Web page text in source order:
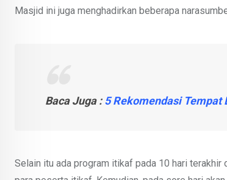
Masjid ini juga menghadirkan beberapa
Baca Juga :5 Rekomendasi Tempat
Selain itu ada program itikaf pada 10 hari terakhir